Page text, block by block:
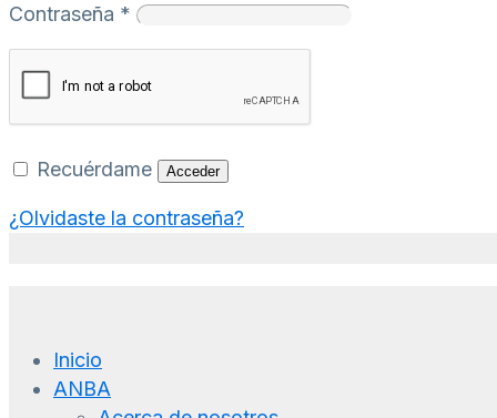
Contraseña *
Recuérdame Acceder
¿Olvidaste la contraseña?
Inicio
ANBA